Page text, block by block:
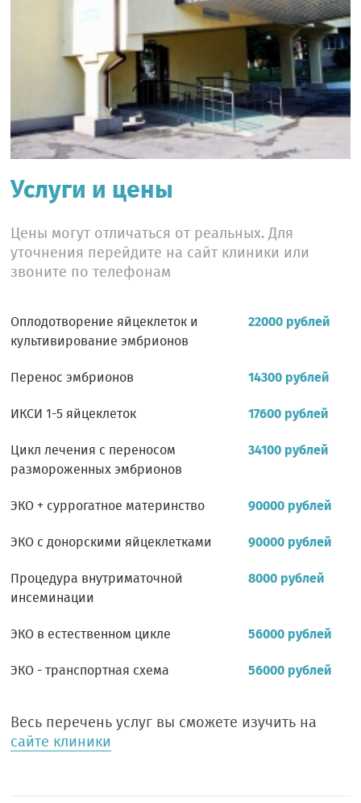
Услуги и цены
Цены могут отличаться от реальных. Для
уточнения перейдите на сайт клиники или
звоните по телефонам
Оплодотворение яйцеклеток и
культивирование эмбрионов
22000 рублей
Перенос эмбрионов 14300 рублей
ИКСИ 1-5 яйцеклеток 17600 рублей
Цикл лечения с переносом
размороженных эмбрионов
34100 рублей
ЭКО + суррогатное материнство 90000 рублей
ЭКО с донорскими яйцеклетками 90000 рублей
Процедура внутриматочной
инсеминации
8000 рублей
ЭКО в естественном цикле 56000 рублей
ЭКО - транспортная схема 56000 рублей
Весь перечень услуг вы сможете изучить на
сайте клиники